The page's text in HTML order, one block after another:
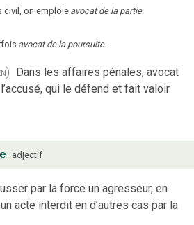
civil, on emploie avocat de la partie
avocat de la poursuite.
Dans les affaires pénales, avocat
qui le défend et fait valoir
adjectif
par la force un agresseur, en
acte interdit en d’autres cas par la